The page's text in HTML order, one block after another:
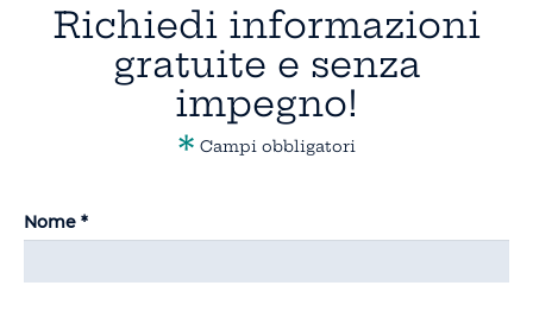
Richiedi informazioni
gratuite e senza
impegno!
* Campi obbligatori
Nome *